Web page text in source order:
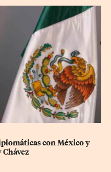
con México y
Chávez